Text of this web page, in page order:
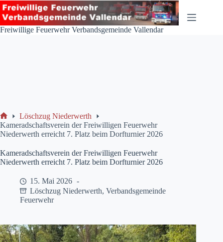
Zum
Inhalt
springen
Freiwillige Feuerwehr Verbandsgemeinde Vallendar
Start
Löschzug Niederwerth
Kameradschaftsverein der Freiwilligen Feuerwehr
Niederwerth erreicht 7. Platz beim Dorfturnier 2026
Kameradschaftsverein der Freiwilligen Feuerwehr
Niederwerth erreicht 7. Platz beim Dorfturnier 2026
15. Mai 2026
Löschzug Niederwerth, Verbandsgemeinde
Feuerwehr